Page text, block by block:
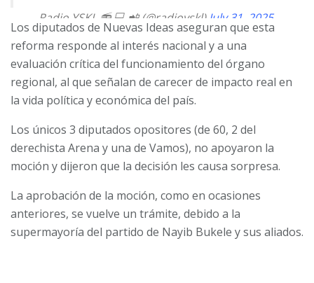
— Radio YSKL 📻 💻 📲 (@radioyskl) July 31, 2025
Los diputados de Nuevas Ideas aseguran que esta
reforma responde al interés nacional y a una
evaluación crítica del funcionamiento del órgano
regional, al que señalan de carecer de impacto real en
la vida política y económica del país.
Los únicos 3 diputados opositores (de 60, 2 del
derechista Arena y una de Vamos), no apoyaron la
moción y dijeron que la decisión les causa sorpresa.
La aprobación de la moción, como en ocasiones
anteriores, se vuelve un trámite, debido a la
supermayoría del partido de Nayib Bukele y sus aliados.